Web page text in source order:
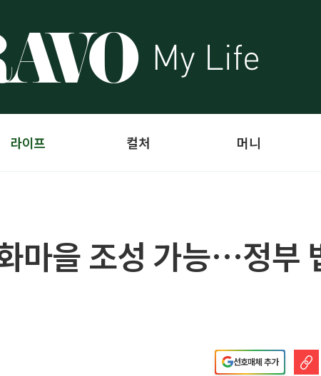
라이프 컬처 머니
마을 조성 가능…정부
선호매체 추가